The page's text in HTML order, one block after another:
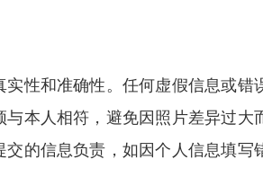
性和准确性。任何虚假信息或错
本人相符，避免因照片差异过大
的信息负责，如因个人信息填写